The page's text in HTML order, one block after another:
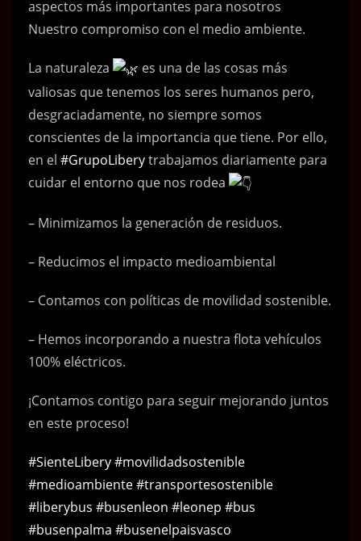
aspectos más importantes para nosotros
Nuestro compromiso con el medio ambiente.
La naturaleza
es una de las cosas más
valiosas que tenemos los seres humanos pero,
desgraciadamente, no siempre somos
conscientes de la importancia que tiene. Por ello,
en el #GrupoLiberytrabajamos diariamente para
cuidar el entorno que nos rodea
– Minimizamos la generación de residuos.
– Reducimos el impacto medioambiental
– Contamos con políticas de movilidad sostenible.
– Hemos incorporando a nuestra flota vehículos
100% eléctricos.
¡Contamos contigo para seguir mejorando juntos
en este proceso!
#SienteLibery#movilidadsostenible
#medioambiente#transportesostenible
#liberybus #busenleon #leonep #bus
#busenpalma #busenelpaisvasco